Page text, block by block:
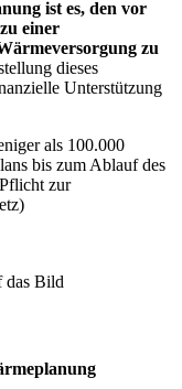
ist es, den vor
einer
zu
dieses
Unterstützung
als 100.000
bis zum Ablauf des
zur
das Bild